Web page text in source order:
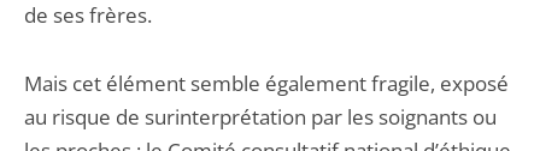
de ses frères.
Mais cet élément semble également fragile, exposé
au risque de surinterprétation par les soignants ou